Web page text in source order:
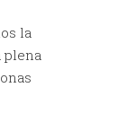
la
plena